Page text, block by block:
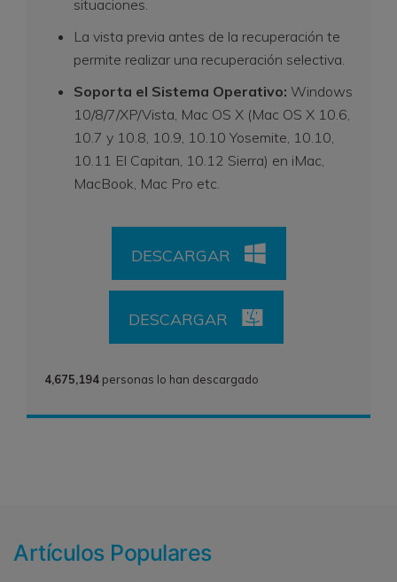
situaciones.
La vista previa antes de la recuperación te
permite realizar una recuperación selectiva.
Soporta el Sistema Operativo: Windows
10/8/7/XP/Vista, Mac OS X (Mac OS X 10.6,
10.7 y 10.8, 10.9, 10.10 Yosemite, 10.10,
10.11 El Capitan, 10.12 Sierra) en iMac,
MacBook, Mac Pro etc.
DESCARGAR
DESCARGAR
4,675,194 personas lo han descargado
Artículos Populares